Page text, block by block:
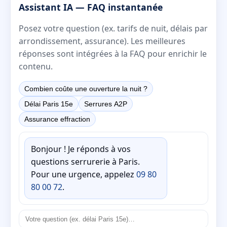
Assistant IA — FAQ instantanée
Posez votre question (ex. tarifs de nuit, délais par
arrondissement, assurance). Les meilleures
réponses sont intégrées à la FAQ pour enrichir le
contenu.
Combien coûte une ouverture la nuit ?
Délai Paris 15e
Serrures A2P
Assurance effraction
Bonjour ! Je réponds à vos
questions serrurerie à Paris.
Pour une urgence, appelez 09 80
80 00 72.